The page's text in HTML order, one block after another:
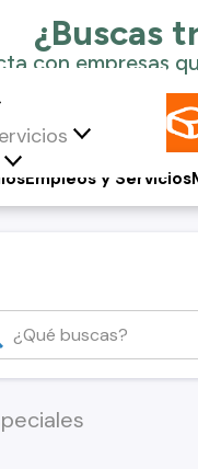
Empleos y Servicios